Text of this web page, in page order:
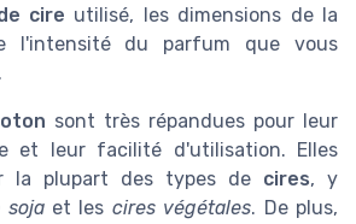
cire utilisé, les dimensions de la
l'intensité du parfum que vous
sont très répandues pour leur
et leur facilité d'utilisation. Elles
la plupart des types de cires, y
sojaet les cires végétales. De plus,